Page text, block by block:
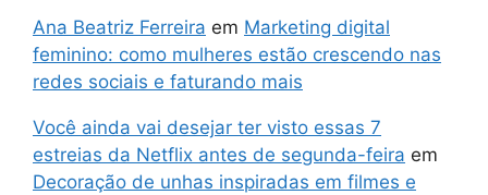
Ana Beatriz Ferreira em Marketing digital
feminino: como mulheres estão crescendo nas
redes sociais e faturando mais
Você ainda vai desejar ter visto essas 7
estreias da Netflix antes de segunda-feira em
Decoração de unhas inspiradas em filmes e